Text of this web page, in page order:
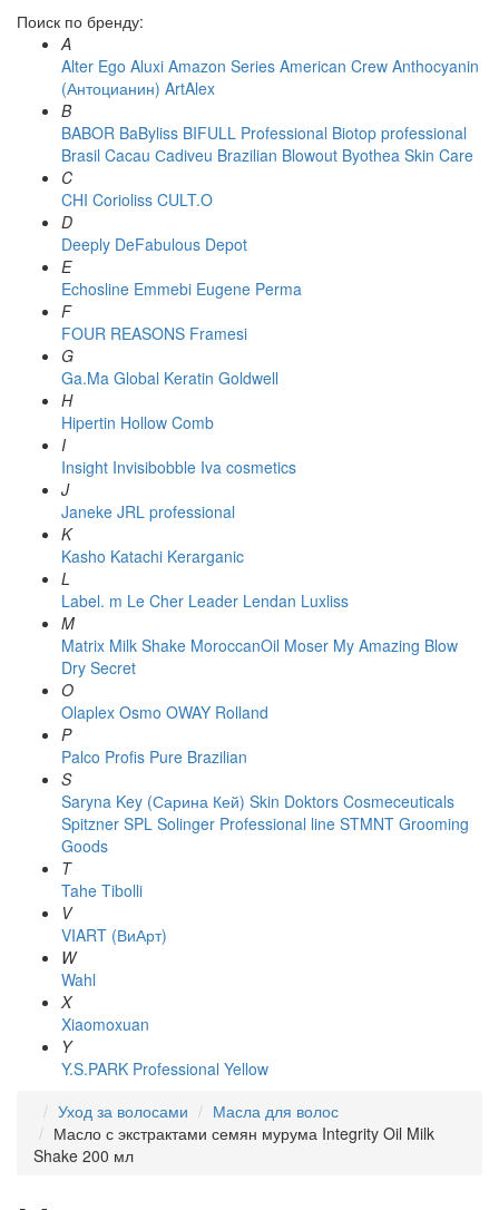
Поиск по бренду:
A
Alter Ego Aluxi Amazon Series American Crew Anthocyanin
(Антоцианин) ArtAlex
B
BABOR BaByliss BIFULL Professional Biotop professional
Brasil Cacau Сadiveu Brazilian Blowout Byothea Skin Care
C
CHI Corioliss CULT.O
D
Deeply DeFabulous Depot
E
Echosline Emmebi Eugene Perma
F
FOUR REASONS Framesi
G
Ga.Ma Global Keratin Goldwell
H
Hipertin Hollow Comb
I
Insight Invisibobble Iva cosmetics
J
Janeke JRL professional
K
Kasho Katachi Kerarganic
L
Label. m Le Cher Leader Lendan Luxliss
M
Matrix Milk Shake MoroccanOil Moser My Amazing Blow
Dry Secret
O
Olaplex Osmo OWAY Rolland
P
Palco Profis Pure Brazilian
S
Saryna Key (Сарина Кей) Skin Doktors Cosmeceuticals
Spitzner SPL Solinger Professional line STMNT Grooming
Goods
T
Tahe Tibolli
V
VIART (ВиАрт)
W
Wahl
X
Xiaomoxuan
Y
Y.S.PARK Professional Yellow
Уход за волосами
Масла для волос
Масло с экстрактами семян мурума Integrity Oil Milk
Shake 200 мл